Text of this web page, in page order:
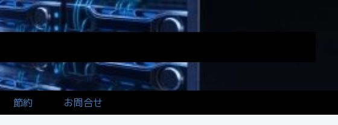
節約 お問合せ